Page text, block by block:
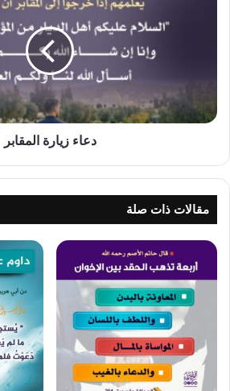
دعاء زيارة المقابر
مقالات ذات صلة